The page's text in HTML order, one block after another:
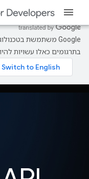
בתרגומים כאלו עשויות